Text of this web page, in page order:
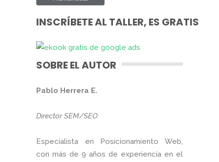
INSCRÍBETE AL TALLER, ES GRATIS
SOBRE EL AUTOR
Pablo Herrera E.
Director SEM/SEO
Especialista en Posicionamiento Web,
con más de 9 años de experiencia en el